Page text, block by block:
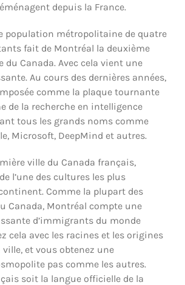
depuis la France.
population métropolitaine de quatre
fait de Montréal la deuxième
du Canada. Avec cela vient une
Au cours des dernières années,
comme la plaque tournante
de la recherche en intelligence
tous les grands noms comme
Microsoft, DeepMind et autres.
ville du Canada français,
l’une des cultures les plus
Comme la plupart des
Canada, Montréal compte une
d’immigrants du monde
cela avec les racines et les origines
et vous obtenez une
pas comme les autres.
soit la langue officielle de la